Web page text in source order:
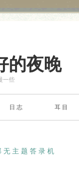
的夜晚
一些
日 志 耳 目
无 主 题 答 录 机